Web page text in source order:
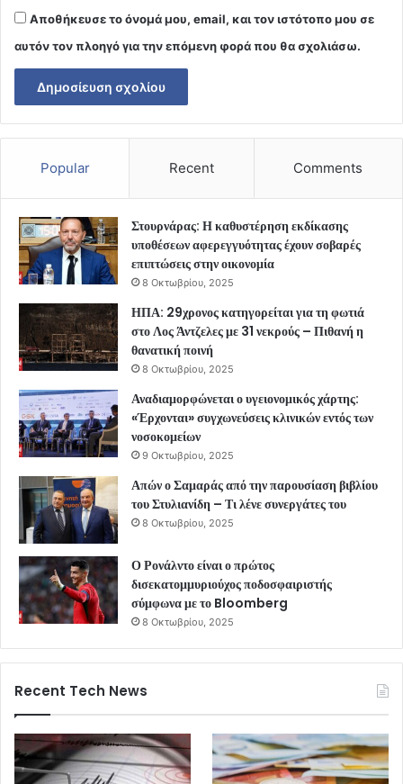
Αποθήκευσε το όνομά μου, email, και τον ιστότοπο μου σε
αυτόν τον πλοηγό για την επόμενη φορά που θα σχολιάσω.
Popular Recent Comments
Στουρνάρας: Η καθυστέρηση εκδίκασης
υποθέσεων αφερεγγυότητας έχουν σοβαρές
επιπτώσεις στην οικονομία
8 Οκτωβρίου, 2025
ΗΠΑ: 29χρονος κατηγορείται για τη φωτιά
στο Λος Άντζελες με 31 νεκρούς – Πιθανή η
θανατική ποινή
8 Οκτωβρίου, 2025
Αναδιαμορφώνεται ο υγειονομικός χάρτης:
«Έρχονται» συγχωνεύσεις κλινικών εντός των
νοσοκομείων
9 Οκτωβρίου, 2025
Απών ο Σαμαράς από την παρουσίαση βιβλίου
του Στυλιανίδη – Τι λένε συνεργάτες του
8 Οκτωβρίου, 2025
Ο Ρονάλντο είναι ο πρώτος
δισεκατομμυριούχος ποδοσφαιριστής
σύμφωνα με το Bloomberg
8 Οκτωβρίου, 2025
Recent Tech News